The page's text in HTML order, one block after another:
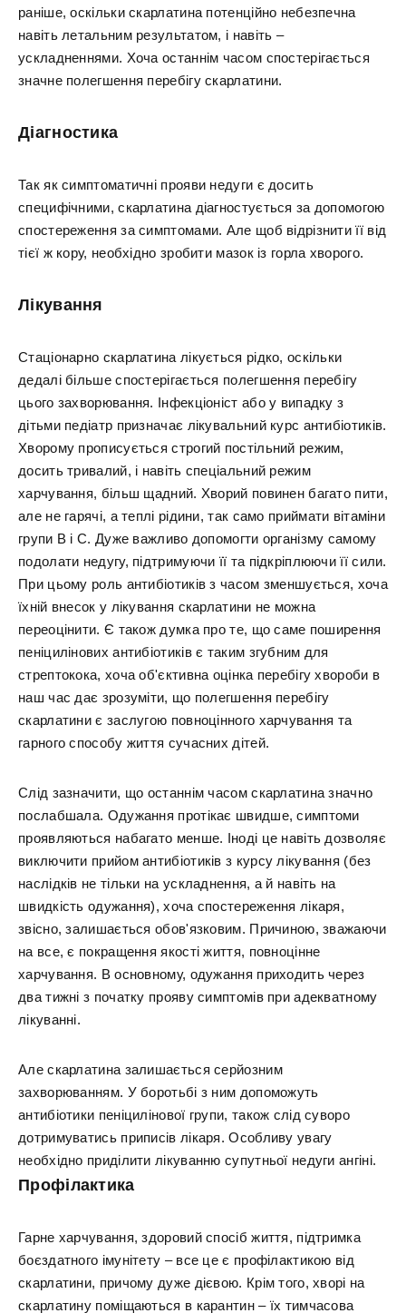
раніше, оскільки скарлатина потенційно небезпечна
навіть летальним результатом, і навіть –
ускладненнями. Хоча останнім часом спостерігається
значне полегшення перебігу скарлатини.
Діагностика
Так як симптоматичні прояви недуги є досить
специфічними, скарлатина діагностується за допомогою
спостереження за симптомами. Але щоб відрізнити її від
тієї ж кору, необхідно зробити мазок із горла хворого.
Лікування
Стаціонарно скарлатина лікується рідко, оскільки
дедалі більше спостерігається полегшення перебігу
цього захворювання. Інфекціоніст або у випадку з
дітьми педіатр призначає лікувальний курс антибіотиків.
Хворому прописується строгий постільний режим,
досить тривалий, і навіть спеціальний режим
харчування, більш щадний. Хворий повинен багато пити,
але не гарячі, а теплі рідини, так само приймати вітаміни
групи В і С. Дуже важливо допомогти організму самому
подолати недугу, підтримуючи її та підкріплюючи її сили.
При цьому роль антибіотиків з часом зменшується, хоча
їхній внесок у лікування скарлатини не можна
переоцінити. Є також думка про те, що саме поширення
пеніцилінових антибіотиків є таким згубним для
стрептокока, хоча об'єктивна оцінка перебігу хвороби в
наш час дає зрозуміти, що полегшення перебігу
скарлатини є заслугою повноцінного харчування та
гарного способу життя сучасних дітей.
Слід зазначити, що останнім часом скарлатина значно
послабшала. Одужання протікає швидше, симптоми
проявляються набагато менше. Іноді це навіть дозволяє
виключити прийом антибіотиків з курсу лікування (без
наслідків не тільки на ускладнення, а й навіть на
швидкість одужання), хоча спостереження лікаря,
звісно, залишається обов'язковим. Причиною, зважаючи
на все, є покращення якості життя, повноцінне
харчування. В основному, одужання приходить через
два тижні з початку прояву симптомів при адекватному
лікуванні.
Але скарлатина залишається серйозним
захворюванням. У боротьбі з ним допоможуть
антибіотики пеніцилінової групи, також слід суворо
дотримуватись приписів лікаря. Особливу увагу
необхідно приділити лікуванню супутньої недуги ангіні.
Профілактика
Гарне харчування, здоровий спосіб життя, підтримка
боєздатного імунітету – все це є профілактикою від
скарлатини, причому дуже дієвою. Крім того, хворі на
скарлатину поміщаються в карантин – їх тимчасова